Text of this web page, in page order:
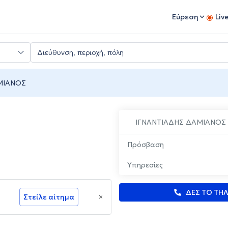
Εύρεση
ΙΓΝΑΝΤΙΑΔΗΣ ΔΑΜΙΑΝΟΣ
Πρόσβαση
Υπηρεσίες
ΔΕΣ ΤΟ
Στείλε αίτημα